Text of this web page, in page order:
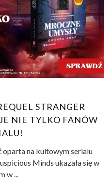
STRANGER
NIE TYLKO FANÓW
oparta na kultowym serialu
Minds ukazała się w
w ...